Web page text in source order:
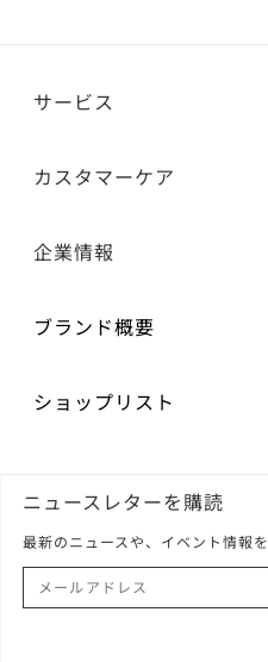
サービス
カスタマーケア
企業情報
ブランド概要
ショップリスト
ニュースレターを購読
最新のニュースや、イベント情報